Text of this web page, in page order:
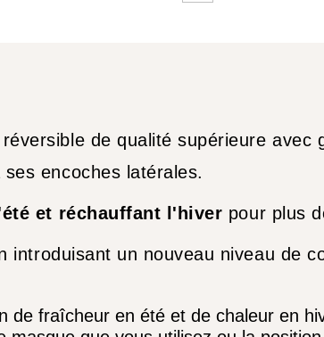
de qualité supérieure avec
encoches latérales.
et réchauffant l'hiver pour plus
un nouveau niveau de
de fraîcheur en été et de chaleur en